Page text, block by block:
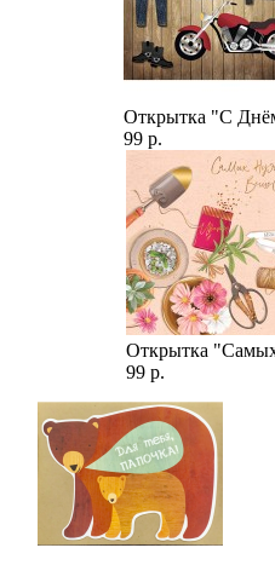
Открытка "С
99 р.
Открытка
99 р.